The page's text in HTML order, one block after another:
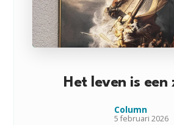
Het leven is een
Column
5 februari 2026